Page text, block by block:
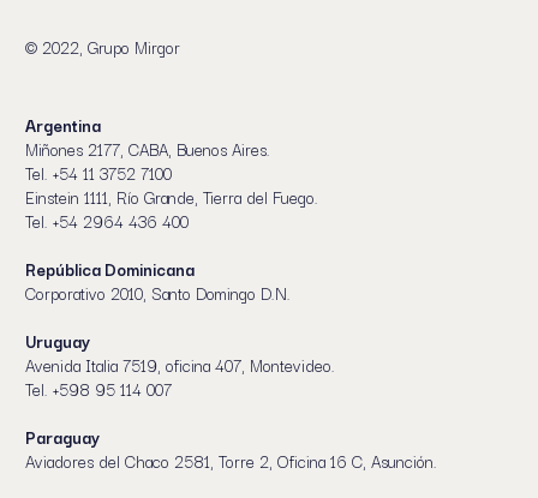
© 2022, Grupo Mirgor
Argentina
Miñones 2177, CABA, Buenos Aires.
Tel. +54 11 3752 7100
Einstein 1111, Río Grande, Tierra del Fuego.
Tel. +54 2964 436 400
República Dominicana
Corporativo 2010, Santo Domingo D.N.
Uruguay
Avenida Italia 7519, oficina 407, Montevideo.
Tel. +598 95 114 007
Paraguay
Aviadores del Chaco 2581, Torre 2, Oficina 16 C, Asunción.